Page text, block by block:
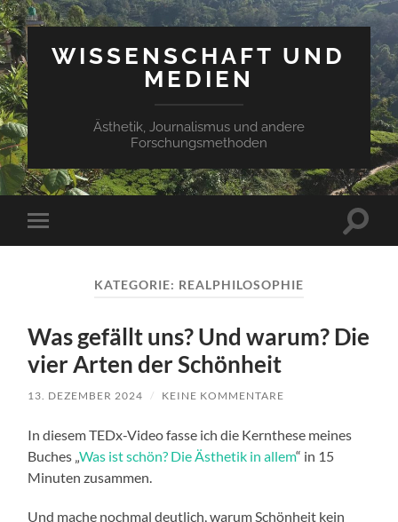
WISSENSCHAFT UND
MEDIEN
Ästhetik, Journalismus und andere
Forschungsmethoden
Mobile-
Menü
KATEGORIE: REALPHILOSOPHIE
Was gefällt uns? Und warum? Die
vier Arten der Schönheit
13. DEZEMBER 2024 / KEINE KOMMENTARE
In diesem TEDx-Video fasse ich die Kernthese meines
Buches „Was ist schön? Die Ästhetik in allem“ in 15
Minuten zusammen.
Und mache nochmal deutlich, warum Schönheit kein